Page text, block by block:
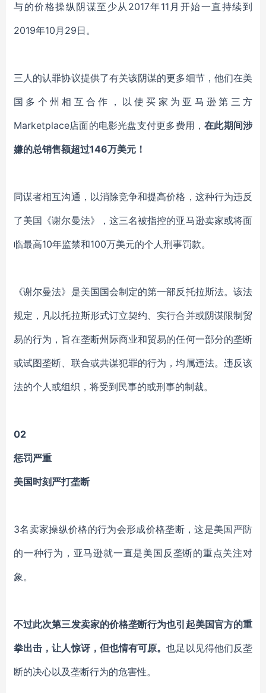
与的价格操纵阴谋至少从2017年11月开始一直持续到
2019年10月29日。
三人的认罪协议提供了有关该阴谋的更多细节，他们在美
国多个州相互合作，以使买家为亚马逊第三方
Marketplace店面的电影光盘支付更多费用，在此期间涉
嫌的总销售额超过146万美元！
同谋者相互沟通，以消除竞争和提高价格，这种行为违反
了美国《谢尔曼法》，这三名被指控的亚马逊卖家或将面
临最高10年监禁和100万美元的个人刑事罚款。
《谢尔曼法》是美国国会制定的第一部反托拉斯法。该法
规定，凡以托拉斯形式订立契约、实行合并或阴谋限制贸
易的行为，旨在垄断州际商业和贸易的任何一部分的垄断
或试图垄断、联合或共谋犯罪的行为，均属违法。违反该
法的个人或组织，将受到民事的或刑事的制裁。
02
惩罚严重
美国时刻严打垄断
3名卖家操纵价格的行为会形成价格垄断，这是美国严防
的一种行为，亚马逊就一直是美国反垄断的重点关注对
象。
不过此次第三发卖家的价格垄断行为也引起美国官方的重
拳出击，让人惊讶，但也情有可原。也足以见得他们反垄
断的决心以及垄断行为的危害性。